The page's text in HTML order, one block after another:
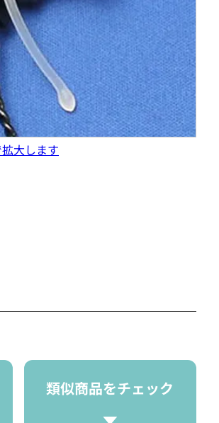
大します
類似商品をチェック